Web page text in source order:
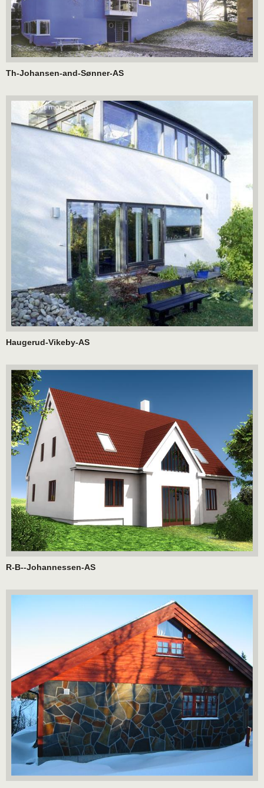
Th-Johansen-and-Sønner-AS
Haugerud-Vikeby-AS
R-B--Johannessen-AS